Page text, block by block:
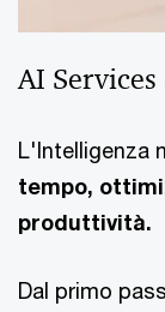
AI
L'Intelligenza
tempo,
produttività.
Dal primo